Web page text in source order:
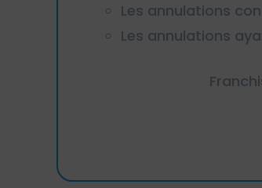
Les annulations
Les annulations